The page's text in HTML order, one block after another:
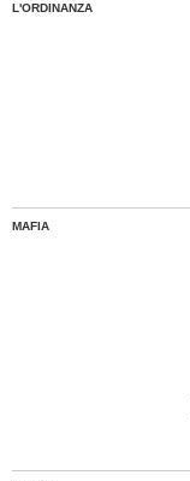
L'ORDINANZA
MAFIA